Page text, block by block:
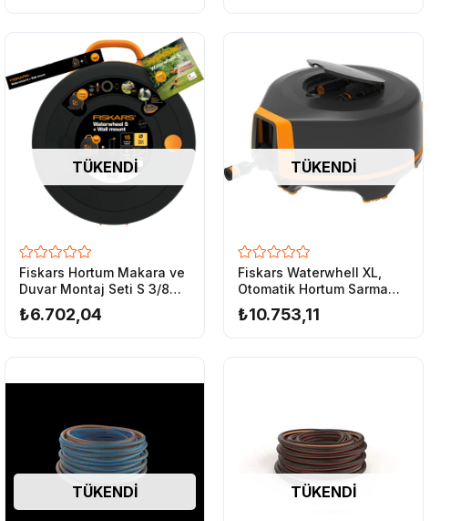
TÜKENDI
Fiskars Hortum Makara ve
Duvar Montaj Seti S 3/8
(9mm) 15m
₺6.702,04
TÜKENDI
Fiskars Waterwhell XL,
Otomatik Hortum Sarma
Makarası
₺10.753,11
TÜKENDI TÜKENDI